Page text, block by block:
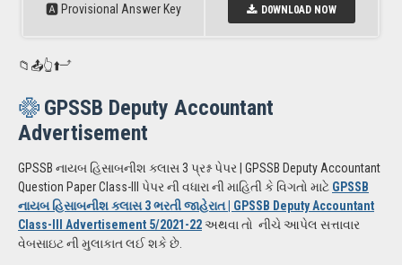
🅰️ Provisional Answer Key D0WNL0AD NOW
📁📤👆⬆️⤴️
GPSSB Deputy Accountant
Advertisement
GPSSB નાયબ હિસાબનીશ ક્લાસ 3 પ્રશ્ન પેપર | GPSSB Deputy Accountant
Question Paper Class-III પેપર ની વધારા ની માહિતી કે વિગતો માટે GPSSB
નાયબ હિસાબનીશ ક્લાસ 3 ભરતી જાહેરાત | GPSSB Deputy Accountant
Class-III Advertisement 5/2021-22અથવા તો નીચે આપેલ સત્તાવાર
વેબસાઇટ ની મુલાકાત લઈ શકે છે.